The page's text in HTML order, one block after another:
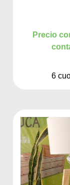
Precio
6